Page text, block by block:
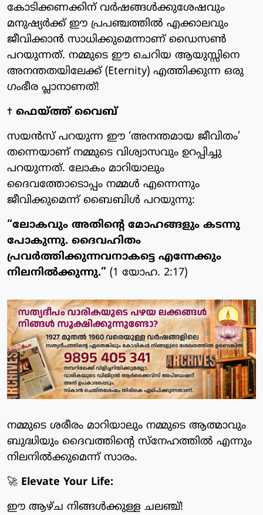
കോടിക്കണക്കിന് വർഷങ്ങൾക്കുശേഷവും
മനുഷ്യർക്ക് ഈ പ്രപഞ്ചത്തിൽ എക്കാലവും
ജീവിക്കാൻ സാധിക്കുമെന്നാണ് ഡൈസൺ
പറയുന്നത്. നമ്മുടെ ഈ ചെറിയ ആയുസ്സിനെ
അനന്തതയിലേക്ക് (Eternity) എത്തിക്കുന്ന ഒരു
ഗംഭീര പ്ലാനാണത്!
✝️ ഫെയ്ത്ത് വൈബ്
സയൻസ് പറയുന്ന ഈ ‘അനന്തമായ ജീവിതം’
തന്നെയാണ് നമ്മുടെ വിശ്വാസവും ഉറപ്പിച്ചു
പറയുന്നത്. ലോകം മാറിയാലും
ദൈവത്തോടൊപ്പം നമ്മൾ എന്നെന്നും
ജീവിക്കുമെന്ന് ബൈബിൾ പറയുന്നു:
“ലോകവും അതിന്റെ മോഹങ്ങളും കടന്നു
പോകുന്നു. ദൈവഹിതം
പ്രവർത്തിക്കുന്നവനാകട്ടെ എന്നേക്കും
നിലനിൽക്കുന്നു.” (1 യോഹ. 2:17)
നമ്മുടെ ശരീരം മാറിയാലും നമ്മുടെ ആത്മാവും
ബുദ്ധിയും ദൈവത്തിന്റെ സ്നേഹത്തിൽ എന്നും
നിലനിൽക്കുമെന്ന് സാരം.
🚀 Elevate Your Life:
ഈ ആഴ്ച നിങ്ങൾക്കുള്ള ചലഞ്ച്!